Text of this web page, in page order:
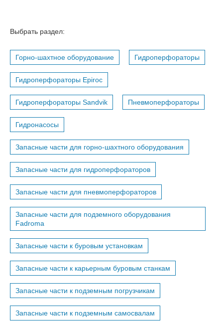
Выбрать раздел:
Горно-шахтное оборудование Гидроперфораторы
Гидроперфораторы Epiroc
Гидроперфораторы Sandvik Пневмоперфораторы
Гидронасосы
Запасные части для горно-шахтного оборудования
Запасные части для гидроперфораторов
Запасные части для пневмоперфораторов
Запасные части для подземного оборудования
Fadroma
Запасные части к буровым установкам
Запасные части к карьерным буровым станкам
Запасные части к подземным погрузчикам
Запасные части к подземным самосвалам